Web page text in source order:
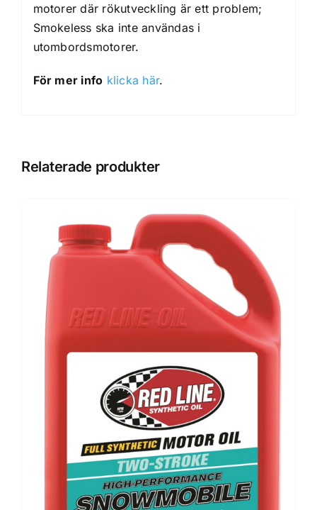
motorer där rökutveckling är ett problem;
Smokeless ska inte användas i
utombordsmotorer.
För mer info klicka här.
Relaterade produkter